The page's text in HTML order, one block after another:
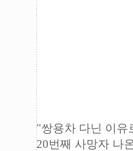
"쌍용차 다닌 이유
20번째 사망자 나